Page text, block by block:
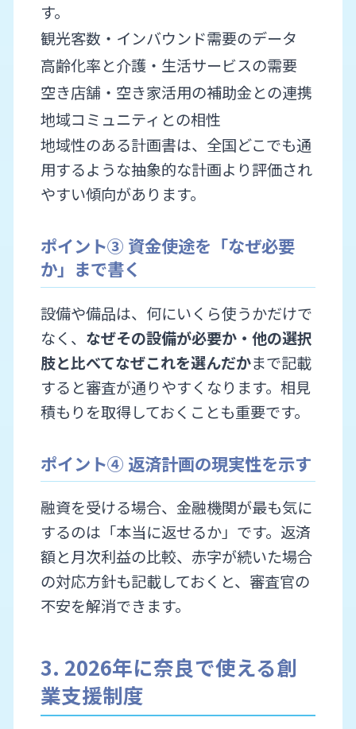
す。
観光客数・インバウンド需要のデータ
高齢化率と介護・生活サービスの需要
空き店舗・空き家活用の補助金との連携
地域コミュニティとの相性
地域性のある計画書は、全国どこでも通
用するような抽象的な計画より評価され
やすい傾向があります。
ポイント③ 資金使途を「なぜ必要
か」まで書く
設備や備品は、何にいくら使うかだけで
なく、 なぜその設備が必要か・他の選択
肢と比べてなぜこれを選んだかまで記載
すると審査が通りやすくなります。相見
積もりを取得しておくことも重要です。
ポイント④ 返済計画の現実性を示す
融資を受ける場合、金融機関が最も気に
するのは「本当に返せるか」です。返済
額と月次利益の比較、赤字が続いた場合
の対応方針も記載しておくと、審査官の
不安を解消できます。
3. 2026年に奈良で使える創
業支援制度